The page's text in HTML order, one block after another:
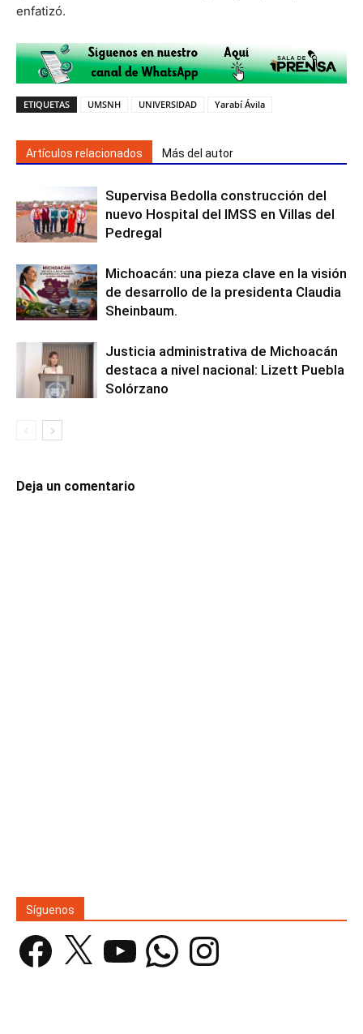
enfatizó.
ETIQUETAS UMSNH UNIVERSIDAD Yarabí Ávila
Artículos relacionados Más del autor
Supervisa Bedolla construcción del
nuevo Hospital del IMSS en Villas del
Pedregal
Michoacán: una pieza clave en la visión
de desarrollo de la presidenta Claudia
Sheinbaum.
Justicia administrativa de Michoacán
destaca a nivel nacional: Lizett Puebla
Solórzano
Deja un comentario
Síguenos
Facebook WhatsAppInstagram